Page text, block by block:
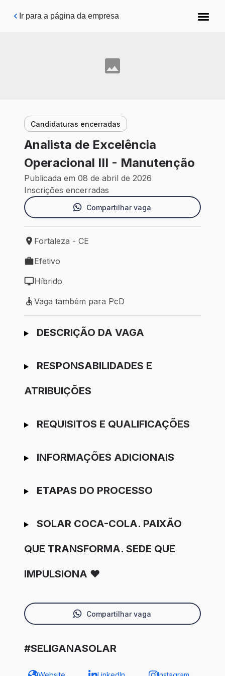
Pular para o conteúdo principal
Ir para a página da empresa
Candidaturas encerradas
Analista de Excelência
Operacional III - Manutenção
Publicada em 08 de abril de 2026
Inscrições encerradas
Compartilhar vaga
Local de trabalho: Fortaleza - CE
Fortaleza - CE
Tipo de vaga: Efetivo
Efetivo
Modelo de trabalho: Híbrido
Híbrido
Vaga também para PcD
Vaga também para PcD
Ir para candidatura
DESCRIÇÃO DA VAGA
RESPONSABILIDADES E
ATRIBUIÇÕES
REQUISITOS E QUALIFICAÇÕES
INFORMAÇÕES ADICIONAIS
ETAPAS DO PROCESSO
SOLAR COCA-COLA. PAIXÃO
QUE TRANSFORMA. SEDE QUE
IMPULSIONA ❤️
Compartilhar vaga
#SELIGANASOLAR